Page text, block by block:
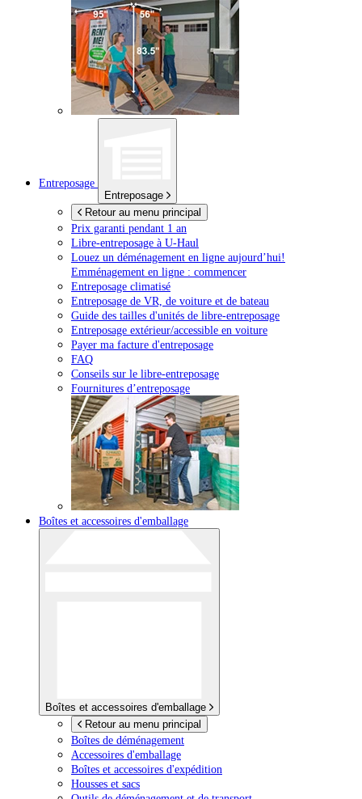
Entreposage
Entreposage
Retour au menu principal
Prix garanti pendant 1 an
Libre-entreposage à U-Haul
Louez un déménagement en ligne aujourd’hui!
Emménagement en ligne : commencer
Entreposage climatisé
Entreposage de VR, de voiture et de bateau
Guide des tailles d'unités de libre-entreposage
Entreposage extérieur/accessible en voiture
Payer ma facture d'entreposage
FAQ
Conseils sur le libre-entreposage
Fournitures d’entreposage
Boîtes et accessoires d'emballage
Boîtes et accessoires d'emballage
Retour au menu principal
Boîtes de déménagement
Accessoires d'emballage
Boîtes et accessoires d'expédition
Housses et sacs